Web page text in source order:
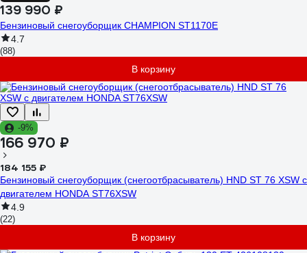
139 990 ₽
Бензиновый снегоуборщик CHAMPION ST1170E
4.7
(88)
В корзину
-9%
166 970 ₽
184 155 ₽
Бензиновый снегоуборщик (снегоотбрасыватель) HND ST 76 XSW с
двигателем HONDA ST76XSW
4.9
(22)
В корзину